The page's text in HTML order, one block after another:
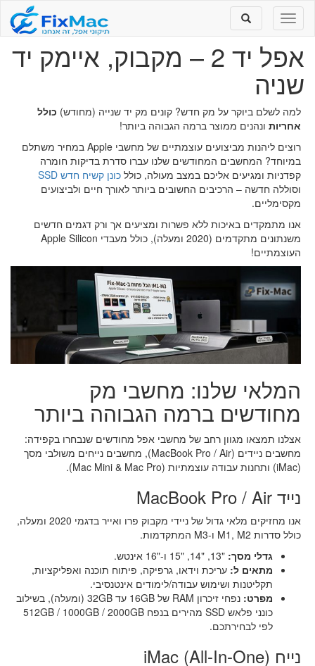
Toggle
navigation
Toggle
search
אפל יד 2 – מקבוק, איימק יד
שניה
למה לשלם ביוקר על מק חדש? קונים מק יד שנייה (מחודש) כולל
אחריות ונהנים ממוצר ברמה הגבוהה ביותר!
רוצים ליהנות מביצועים עוצמתיים של מחשבי Apple במחיר משתלם
במיוחד? המחשבים המחודשים שלנו עברו סדרת בדיקות חומרה
קפדניות ומגיעים אליכם במצב מעולה, כולל כונן קשיח חדש SSD
וסוללה חדשה – הרכיבים החשובים ביותר לאורך חיים ולביצועים
מקסימליים.
אנו מתמקדים באיכות ללא פשרות ומציעים אך ורק דגמים חדשים
משנתונים מתקדמים (2020 ומעלה), כולל מעבדי Apple Silicon
העוצמתיים!
המלאי שלנו: מחשבי מק
מחודשים ברמה הגבוהה ביותר
אצלנו תמצאו מגוון רחב של מחשבי אפל מחודשים שנבחרו בקפידה:
מחשבים ניידים (MacBook Pro / Air), מחשבים נייחים משולבי מסך
(iMac) ותחנות עבודה עוצמתיות (Mac Mini & Mac Pro).
נייד MacBook Pro / Air
אנו מחזיקים מלאי גדול של ניידי מקבוק פרו ואייר בדגמי 2020 ומעלה,
כולל סדרות M1, M2 ו-M3 המתקדמות.
גדלי מסך: "13, "14, "15 ו-"16 אינטש.
מתאים ל: עריכת וידאו, גרפיקה, פיתוח תוכנה ואפליקציות,
תקליטנות ושימוש עבודה/לימודים אינטנסיבי.
מפרט:
נפחי זיכרון RAM של 16GB עד 32GB (ומעלה), בשילוב
כונני פלאש SSD מהירים בנפח 512GB / 1000GB / 2000GB
לפי לבחירתכם.
נייח iMac (All-In-One)